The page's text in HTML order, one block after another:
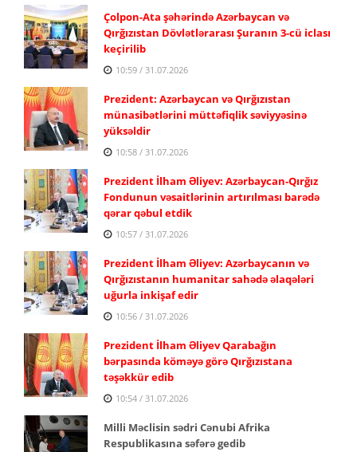
Çolpon-Ata şəhərində Azərbaycan və
Qırğızıstan Dövlətlərarası Şuranın 3-cü iclası
keçirilib
10:59 / 31.07.2026
Prezident: Azərbaycan və Qırğızıstan
münasibətlərini müttəfiqlik səviyyəsinə
yüksəldir
10:58 / 31.07.2026
Prezident İlham Əliyev: Azərbaycan-Qırğız
Fondunun vəsaitlərinin artırılması barədə
qərar qəbul etdik
10:57 / 31.07.2026
Prezident İlham Əliyev: Azərbaycanın və
Qırğızıstanın humanitar sahədə əlaqələri
uğurla inkişaf edir
10:56 / 31.07.2026
Prezident İlham Əliyev Qarabağın
bərpasında köməyə görə Qırğızıstana
təşəkkür edib
10:54 / 31.07.2026
Milli Məclisin sədri Cənubi Afrika
Respublikasına səfərə gedib